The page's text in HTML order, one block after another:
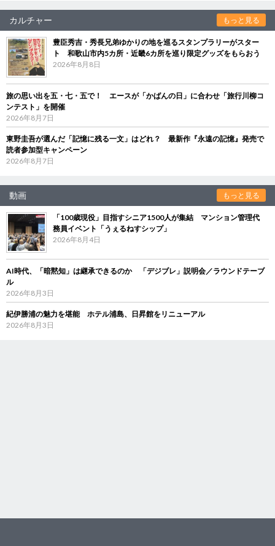
カルチャー もっと見る
豊臣秀吉・秀長兄弟ゆかりの地を巡るスタンプラリーがスター
ト 和歌山市内5カ所・近畿6カ所を巡り限定グッズをもらおう
2026年8月8日
旅の思い出を五・七・五で！ エースが「かばんの日」に合わせ「旅行川柳コ
ンテスト」を開催
2026年8月7日
東野圭吾が選んだ「記憶に残る一文」はどれ？ 最新作『永遠の記憶』発売で
読者参加型キャンペーン
2026年8月7日
動画 もっと見る
「100歳現役」目指すシニア1500人が集結 マンション管理代
務員イベント「うぇるねすシップ」
2026年8月4日
AI時代、「暗黙知」は継承できるのか 「デジブレ」説明会／ラウンドテーブ
ル
2026年8月3日
紀伊勝浦の魅力を堪能 ホテル浦島、日昇館をリニューアル
2026年8月3日